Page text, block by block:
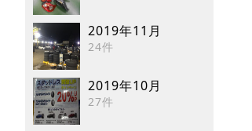
2019年11月
24件
2019年10月
27件